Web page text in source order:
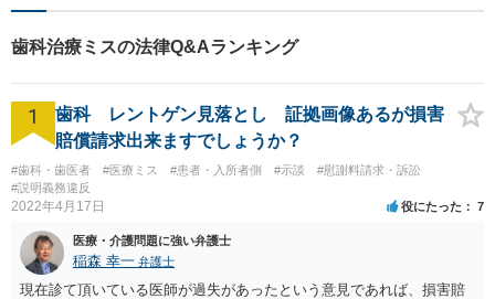
さまに安心を与えることを目
指します。【地域に根差した
弁護士】まずはお気軽にご相
談ください。
歯科治療ミスの法律Q&Aランキング
1
歯科 レントゲン見落とし 証拠画像あるが損害
賠償請求出来ますでしょうか？
#歯科・歯医者 #医療ミス #患者・入所者側 #示談
#慰謝料請求・訴訟
#説明義務違反
2022年4月17日 役にたった 7
医療・介護問題に強い弁護士
稲森 幸一 弁護士
現在診て頂いている医師が過失があったという意見であれば、損害賠